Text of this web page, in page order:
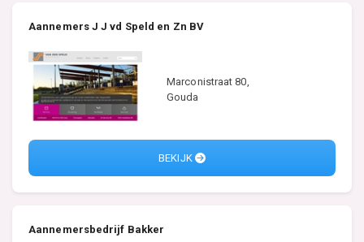
Aannemers J J vd Speld en Zn BV
Marconistraat 80,
Gouda
BEKIJK
Aannemersbedrijf Bakker